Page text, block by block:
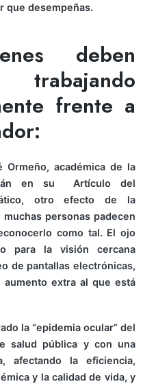
que desempeñas.
deben
frente a
Ormeño, académica de la
en su Artículo del
otro efecto de la
personas padecen
como tal. El ojo
para la visión cercana
de pantallas electrónicas,
extra al que está
la “epidemia ocular” del
salud pública y con una
afectando la eficiencia,
y la calidad de vida, y